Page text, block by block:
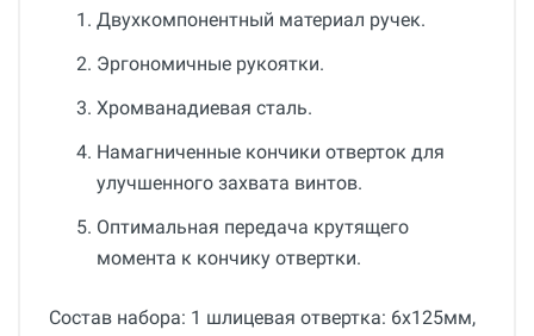
Двухкомпонентный материал ручек.
Эргономичные рукоятки.
Хромванадиевая сталь.
Намагниченные кончики отверток для
улучшенного захвата винтов.
Оптимальная передача крутящего
момента к кончику отвертки.
Состав набора: 1 шлицевая отвертка: 6х125мм,